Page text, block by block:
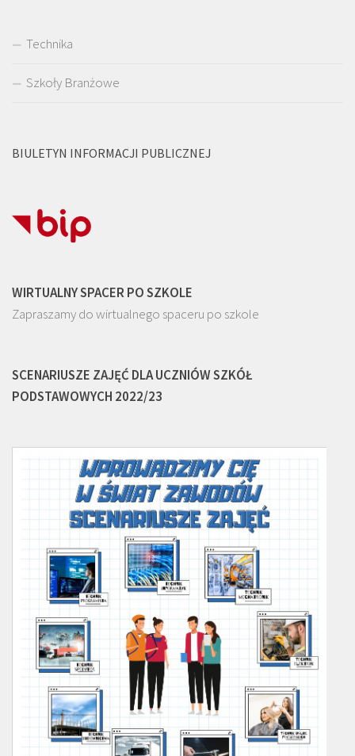
Technika
Szkoły Branżowe
BIULETYN INFORMACJI PUBLICZNEJ
WIRTUALNY SPACER PO SZKOLE
Zapraszamy do wirtualnego spaceru po szkole
SCENARIUSZE ZAJĘĆ DLA UCZNIÓW SZKÓŁ
PODSTAWOWYCH 2022/23